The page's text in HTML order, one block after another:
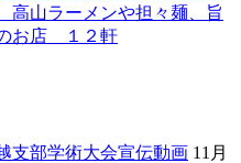
山ラーメンや担々麺、旨
お店 １２軒
支部学術大会宣伝動画 11月